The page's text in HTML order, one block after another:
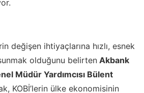
değişen ihtiyaçlarına hızlı, esnek
olduğunu belirten Akbank
Müdür Yardımcısı Bülent
KOBİ’lerin ülke ekonomisinin